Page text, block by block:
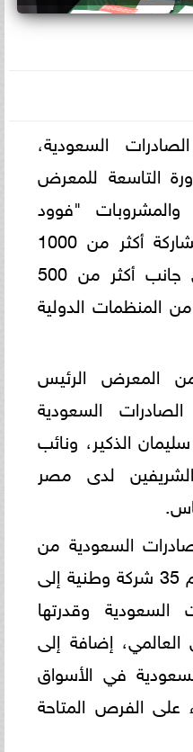
السعودية،
التاسعة للمعرض
والمشروبات "فوود
أفريكا" في القاهرة، بمشاركة أكثر من 1000
شركة من 39 دولة إلى جانب أكثر من 500
المنظمات الدولية
المعرض الرئيس
السعودية
الذكير، ونائب
لدى مصر
السعودية من
خلال مشاركتها التي تضم 35 شركة وطنية إلى
السعودية وقدرتها
إضافة إلى
في الأسواق
على الفرص المتاحة